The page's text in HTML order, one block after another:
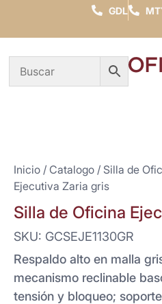
GDL
Inicio / Catalogo / Silla de
Ejecutiva Zaria gris
Silla de Oficina
SKU: GCSEJE1130GR
Respaldo alto en malla
mecanismo reclinable
tensión y bloqueo;